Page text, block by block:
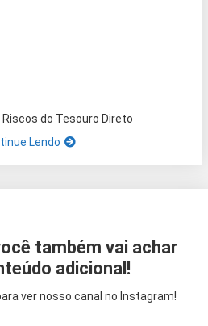
do Tesouro Direto
Lendo
também vai achar
adicional!
ver nosso canal no Instagram!